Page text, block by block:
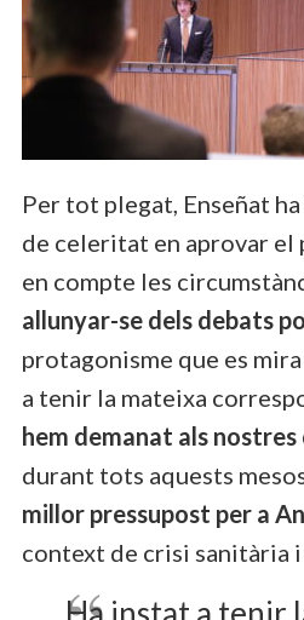
Per tot plegat, Enseñat
de celeritat en aprovar
en compte les
allunyar-se dels debats
protagonisme que es
a tenir la mateixa
hem demanat als
durant tots aquests
millor pressupost per a
context de crisi sanitària